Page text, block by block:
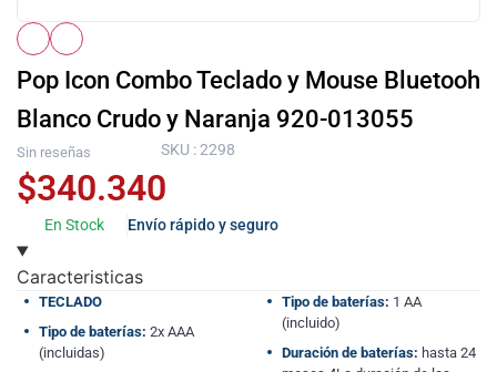
Pop Icon Combo Teclado y Mouse Bluetooh
Blanco Crudo y Naranja 920-013055
Sin reseñas SKU : 2298
$340.340
En Stock Envío rápido y seguro
Caracteristicas
TECLADO
Tipo de baterías: 2x AAA
(incluidas)
Tipo de baterías: 1 AA
(incluido)
Duración de baterías: hasta 24